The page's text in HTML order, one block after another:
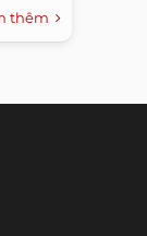
thêm